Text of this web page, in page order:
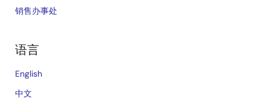
销售办事处
语言
English
中文